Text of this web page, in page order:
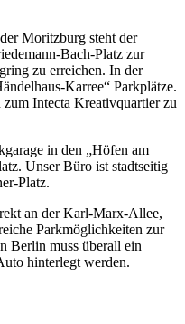
Moritzburg steht der
Bach-Platz zur
zu erreichen. In der
Karree“ Parkplätze.
Intecta Kreativquartier zu
in den „Höfen am
Unser Büro ist stadtseitig
Platz.
an der Karl-Marx-Allee,
Parkmöglichkeiten zur
Berlin muss überall ein
hinterlegt werden.